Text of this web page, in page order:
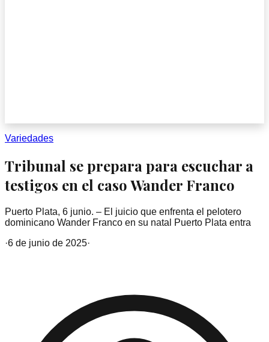
Variedades
Tribunal se prepara para escuchar a
testigos en el caso Wander Franco
Puerto Plata, 6 junio. – El juicio que enfrenta el pelotero
dominicano Wander Franco en su natal Puerto Plata entra
·6 de junio de 2025·